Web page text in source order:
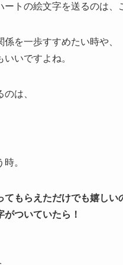
トの絵文字を送るのは、
を一歩すすめたい時や、
いですよね。
は、
。
もらえただけでも嬉しい
ついていたら！